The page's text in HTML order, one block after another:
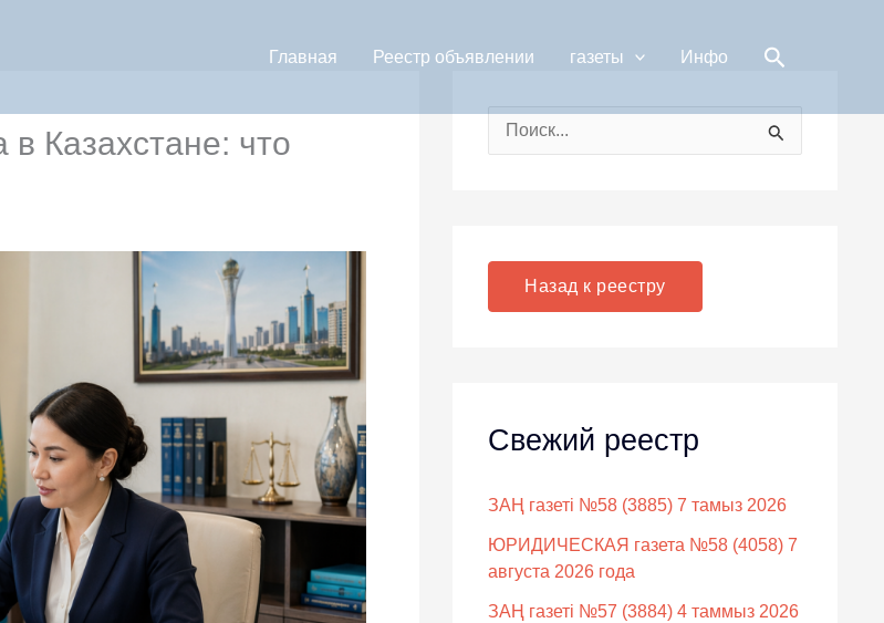
Главная Реестр объявлении газеты Инфо Поиск
Казахстане: что
:
Назад к реестру
Свежий реестр
ЗАҢ газеті №58 (3885) 7 тамыз 2026
ЮРИДИЧЕСКАЯ газета №58 (4058) 7
августа 2026 года
ЗАҢ газеті №57 (3884) 4 таммыз 2026